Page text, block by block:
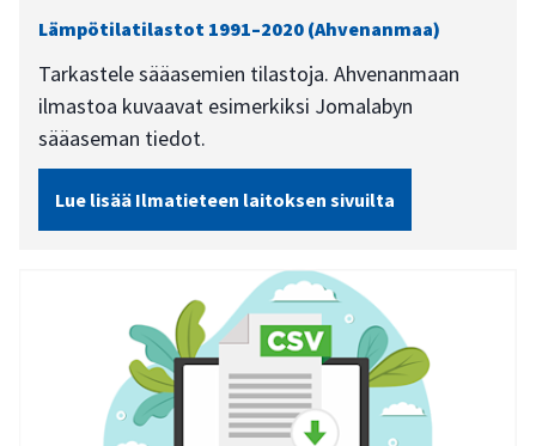
Lämpötilatilastot 1991–2020 (Ahvenanmaa)
Tarkastele sääasemien tilastoja. Ahvenanmaan
ilmastoa kuvaavat esimerkiksi Jomalabyn
sääaseman tiedot.
Lue lisää Ilmatieteen laitoksen sivuilta